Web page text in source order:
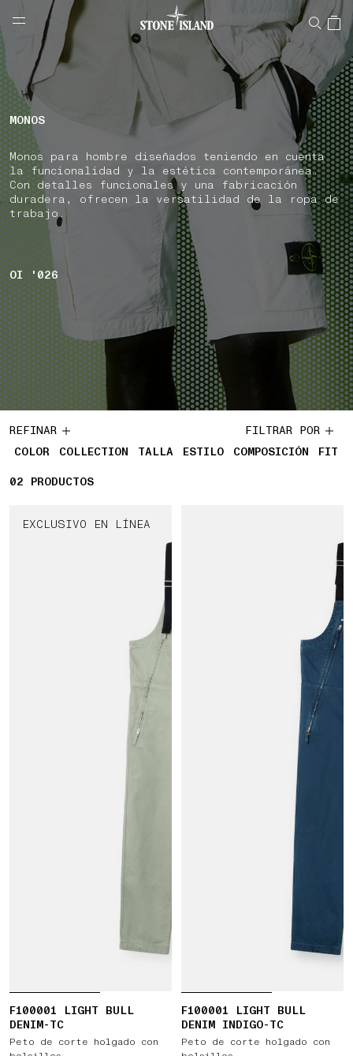
NAVIGATION.ARIA.GOTOMAINCONTENT
LABEL.SHOPPINGCOUNTRY ESPAÑA
MONOS
Monos para hombre diseñados teniendo en cuenta
la funcionalidad y la estética contemporánea.
Con detalles funcionales y una fabricación
duradera, ofrecen la versatilidad de la ropa de
trabajo.
OI '026
REFINAR
COLOR
COLLECTION TALLA ESTILO COMPOSICIÓN FIT
FILTRAR POR
02 2 PRODUCTOS
PRODUCTOS
EXCLUSIVO EN LÍNEA
F100001 LIGHT BULL
DENIM-TC
Peto de corte holgado con
F100001 LIGHT BULL
DENIM INDIGO-TC
Peto de corte holgado con